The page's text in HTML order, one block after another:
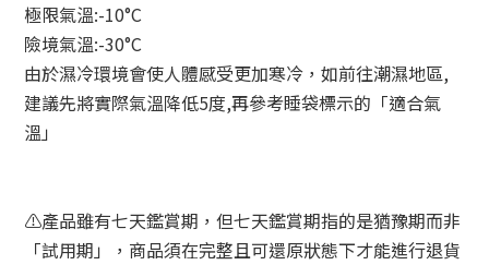
極限氣溫:-10°C
險境氣溫:-30°C
由於濕冷環境會使人體感受更加寒冷，如前往潮濕地區,
建議先將實際氣溫降低5度,再參考睡袋標示的「適合氣
溫」
⚠️產品雖有七天鑑賞期，但七天鑑賞期指的是猶豫期而非
「試用期」，商品須在完整且可還原狀態下才能進行退貨